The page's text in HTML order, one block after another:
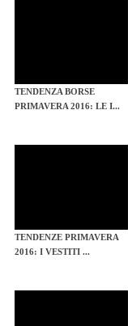
TENDENZA BORSE
PRIMAVERA 2016: LE I...
TENDENZE PRIMAVERA
2016: I VESTITI ...